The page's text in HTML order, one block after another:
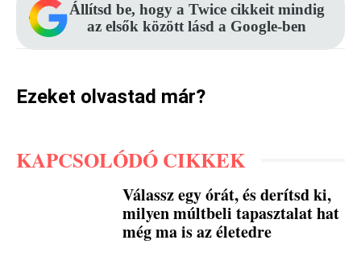
Állítsd be, hogy a Twice cikkeit mindig
az elsők között lásd a Google-ben
Ezeket olvastad már?
KAPCSOLÓDÓ CIKKEK
Válassz egy órát, és derítsd ki,
milyen múltbeli tapasztalat hat
még ma is az életedre